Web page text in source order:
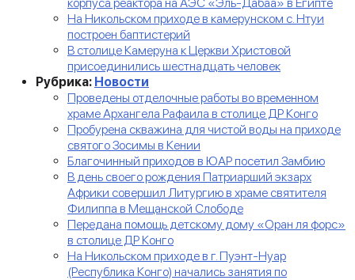
На Никольском приходе в камерунском с. Нтуи
построен баптистерий
В столице Камеруна к Церкви Христовой
присоединились шестнадцать человек
Рубрика: Новости
Проведены отделочные работы во временном
храме Архангела Рафаила в столице ДР Конго
Пробурена скважина для чистой воды на приходе
святого Зосимы в Кении
Благочинный приходов в ЮАР посетил Замбию
В день своего рождения Патриарший экзарх
Африки совершил Литургию в храме святителя
Филиппа в Мещанской Слободе
Передана помощь детскому дому «Оран ля форс»
в столице ДР Конго
На Никольском приходе в г. Пуэнт-Нуар
(Республика Конго) начались занятия по